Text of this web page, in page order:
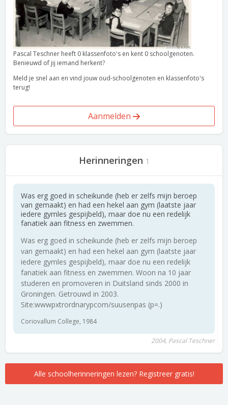
Pascal Teschner heeft 0 klassenfoto's en kent 0 schoolgenoten.
Benieuwd of jij iemand herkent?
Meld je snel aan en vind jouw oud-schoolgenoten en klassenfoto's
terug!
Aanmelden
Herinneringen 1
Was erg goed in scheikunde (heb er zelfs mijn beroep
van gemaakt) en had een hekel aan gym (laatste jaar
iedere gymles gespijbeld), maar doe nu een redelijk
fanatiek aan fitness en zwemmen.
Was erg goed in scheikunde (heb er zelfs mijn beroep
van gemaakt) en had een hekel aan gym (laatste jaar
iedere gymles gespijbeld), maar doe nu een redelijk
fanatiek aan fitness en zwemmen. Woon na 10 jaar
studeren en promoveren in Duitsland sinds 2000 in
Groningen. Getrouwd in 2003.
Site:wwwpxtrordnarypcom/suusenpas (p=.)
Coriovallum College, 1984
2004, Pascal Teschner
Alle schoolherinneringen lezen? Registreer gratis!